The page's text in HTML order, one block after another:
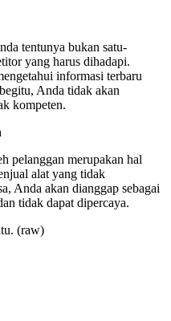
tentunya bukan satu-
yang harus dihadapi.
informasi terbaru
Anda tidak akan
kompeten.
pelanggan merupakan hal
alat yang tidak
Anda akan dianggap sebagai
tidak dapat dipercaya.
(raw)